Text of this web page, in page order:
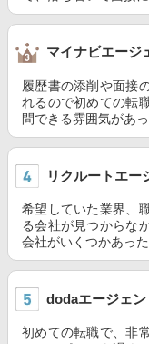
マイナビエージ
履歴書の添削や面接
れるので初めての転
問できる雰囲気があ
リクルートエー
希望していた業界、
る会社が見つからな
会社がいくつかあっ
dodaエージェ
初めての転職で、非